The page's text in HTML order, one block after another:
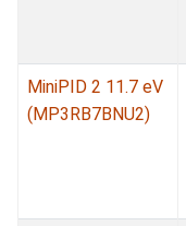
MiniPID 2 11.7 eV
(MP3RB7BNU2)